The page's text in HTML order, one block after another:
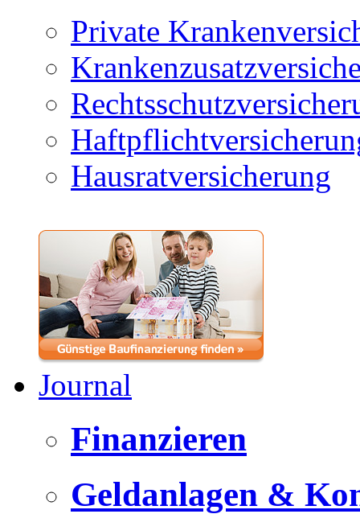
Private
Hausratversicherung
Journal
Finanzieren
Geldanlagen &